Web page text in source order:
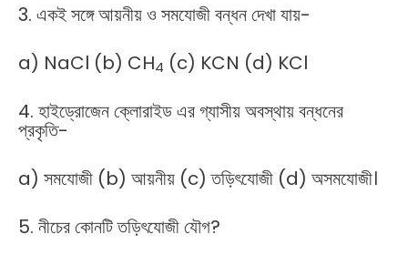
3. একই সঙ্গে আয়নীয় ও সমযোজী বন্ধন দেখা যায়-
a) NaCl (b) CH4 (c) KCN (d) KCl
4. হাইড্রোজেন ক্লোরাইড এর গ্যাসীয় অবস্থায় বন্ধনের
প্রকৃতি-
a) সমযোজী (b) আয়নীয় (c) তড়িৎযোজী (d) অসমযোজী।
5. নীচের কোনটি তড়িৎযোজী যৌগ?